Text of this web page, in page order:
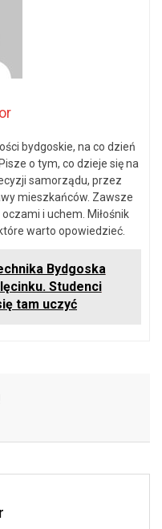
bydgoskie, na co dzień
o tym, co dzieje się na
samorządu, przez
mieszkańców. Zawsze
i uchem. Miłośnik
warto opowiedzieć.
Bydgoska
Studenci
tam uczyć